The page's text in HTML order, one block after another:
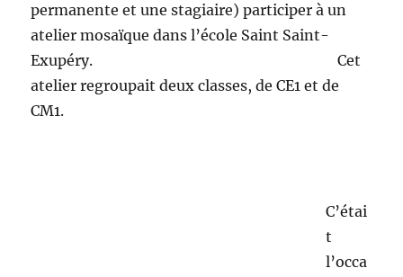
permanente et une stagiaire) participer à un
atelier mosaïque dans l’école Saint Saint-
Exupéry. Cet
atelier regroupait deux classes, de CE1 et de
CM1.
l’occasion pour
l’association de travailler avec les institutrices,